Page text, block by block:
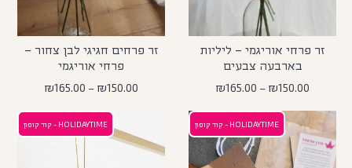
זר פרחי אוריגמי – ליליות
בארבעה צבעים
₪150.00
–
₪165.00
זר פרחים חגיגי לבן צחור –
פרחי אוריגמי
₪150.00
–
₪165.00
HOLIDAYTIME - קוד קופון HOLIDAYTIME - קוד קופון